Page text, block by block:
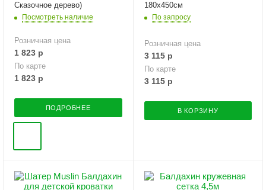
Сказочное дерево)
Посмотреть наличие
Розничная цена
1 823 р
По карте
1 823 р
ПОДРОБНЕЕ
180х450см
По запросу
Розничная цена
3 115р
По карте
3 115р
В КОРЗИНУ